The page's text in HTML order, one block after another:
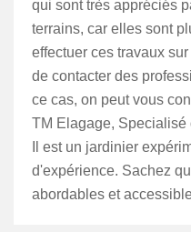
qui sont très appréciés
terrains, car elles sont
effectuer ces travaux
de contacter des
ce cas, on peut vous
TM Elagage, Specialisé
Il est un jardinier
d'expérience. Sachez
abordables et